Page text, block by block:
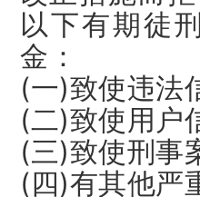
以下有期徒
金：
(一)致使违法
(二)致使用户
(三)致使刑事
(四)有其他严